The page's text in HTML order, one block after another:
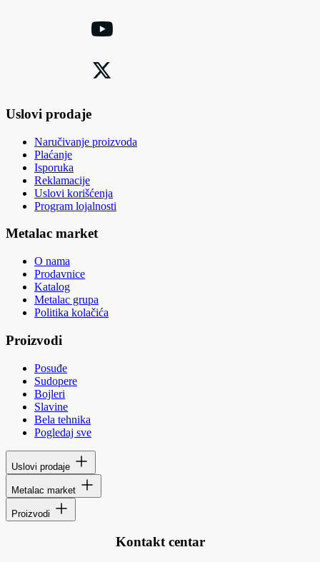
Uslovi prodaje
Naručivanje proizvoda
Plaćanje
Isporuka
Reklamacije
Uslovi korišćenja
Program lojalnosti
Metalac market
O nama
Prodavnice
Katalog
Metalac grupa
Politika kolačića
Proizvodi
Posuđe
Sudopere
Bojleri
Slavine
Bela tehnika
Pogledaj sve
Uslovi prodaje
Metalac market
Proizvodi
Kontakt centar